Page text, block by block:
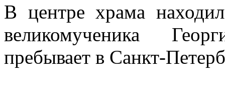
В центре храма
великомученика
пребывает в Санкт-